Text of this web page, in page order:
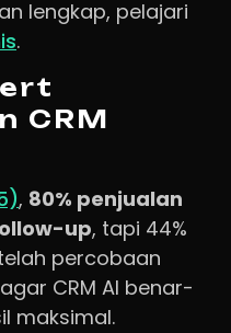
lengkap, pelajari
.
CRM
, 80% penjualan
up, tapi 44%
percobaan
CRM AI benar-
maksimal.